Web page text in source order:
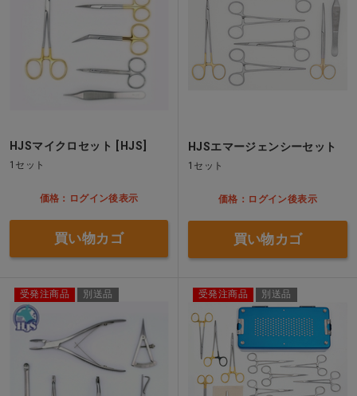
HJSマイクロセット [HJS]
1セット
価格：ログイン後表示
買い物カゴ
HJSエマージェンシーセット
1セット
価格：ログイン後表示
買い物カゴ
受発注商品 別送品 受発注商品 別送品